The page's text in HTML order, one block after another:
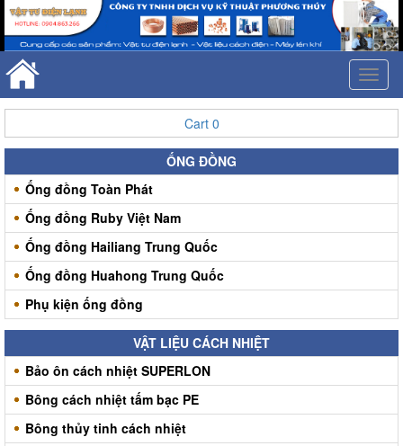
Cart 0
ỐNG ĐỒNG
Ống đồng Toàn Phát
Ống đồng Ruby Việt Nam
Ống đồng Hailiang Trung Quốc
Ống đồng Huahong Trung Quốc
Phụ kiện ống đồng
VẬT LIỆU CÁCH NHIỆT
Bảo ôn cách nhiệt SUPERLON
Bông cách nhiệt tấm bạc PE
Bông thủy tinh cách nhiệt